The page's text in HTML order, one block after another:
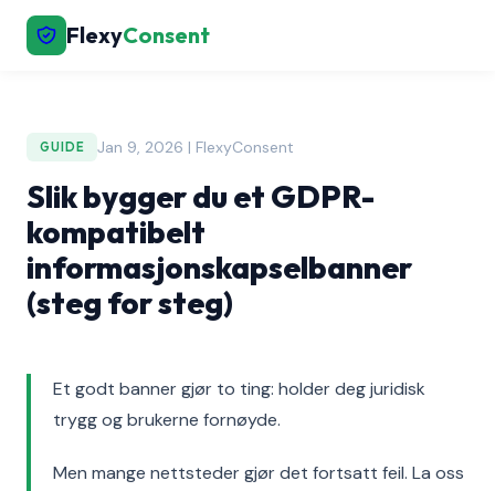
FlexyConsent
GUIDE Jan 9, 2026 | FlexyConsent
Slik bygger du et GDPR-
kompatibelt
informasjonskapselbanner
(steg for steg)
Et godt banner gjør to ting: holder deg juridisk
trygg og brukerne fornøyde.
Men mange nettsteder gjør det fortsatt feil. La oss